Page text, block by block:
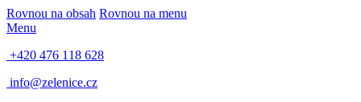
Rovnou na obsah Rovnou na menu
Menu
+420 476 118 628
info@zelenice.cz